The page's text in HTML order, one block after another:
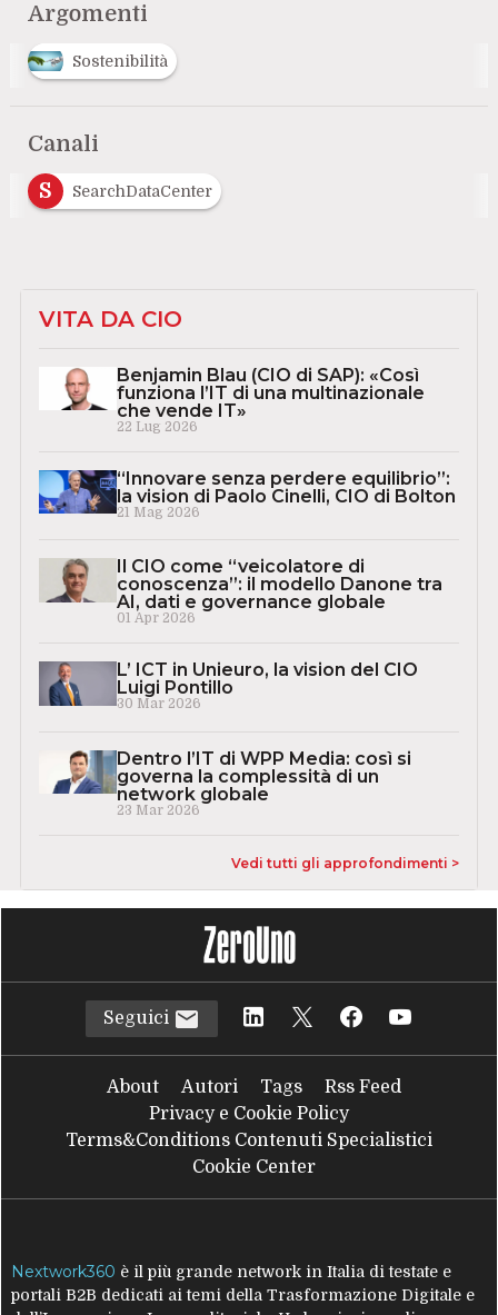
Argomenti
Sostenibilità
Canali
S
SearchDataCenter
VITA DA CIO
Benjamin Blau (CIO di SAP): «Così
funziona l’IT di una multinazionale
che vende IT»
22 Lug 2026
“Innovare senza perdere equilibrio”:
la vision di Paolo Cinelli, CIO di Bolton
21 Mag 2026
Il CIO come “veicolatore di
conoscenza”: il modello Danone tra
AI, dati e governance globale
01 Apr 2026
L’ ICT in Unieuro, la vision del CIO
Luigi Pontillo
30 Mar 2026
Dentro l’IT di WPP Media: così si
governa la complessità di un
network globale
23 Mar 2026
Vedi tutti gli approfondimenti >
Seguici
About Autori Tags
Rss Feed
Privacy e Cookie Policy
Terms&Conditions Contenuti Specialistici
Cookie Center
Nextwork360 è il più grande network in Italia di testate e
portali B2B dedicati ai temi della Trasformazione Digitale e